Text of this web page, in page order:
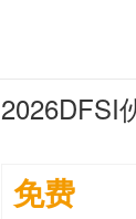
2026DFSI
免费